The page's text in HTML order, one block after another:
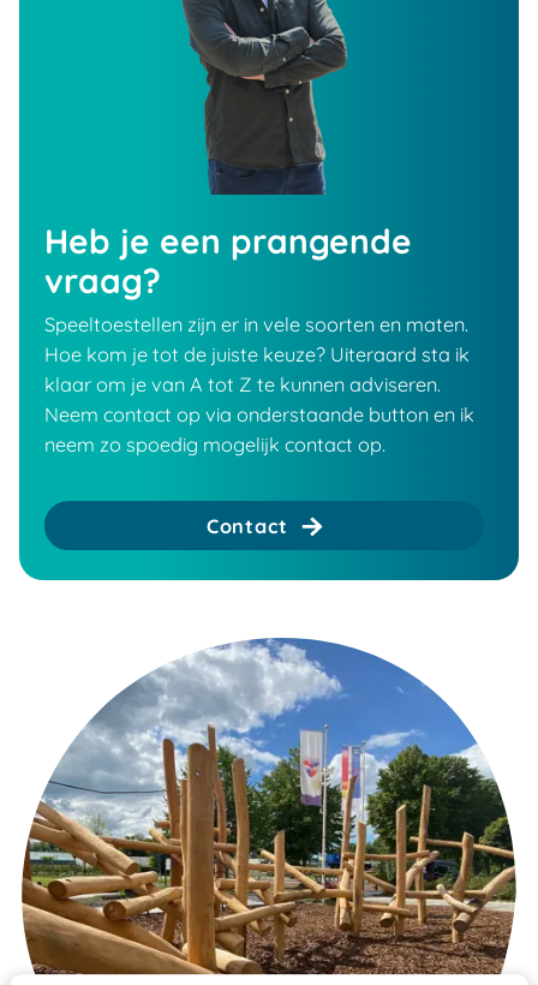
Heb je een prangende
vraag?
Speeltoestellen zijn er in vele soorten en maten.
Hoe kom je tot de juiste keuze? Uiteraard sta ik
klaar om je van A tot Z te kunnen adviseren.
Neem contact op via onderstaande button en ik
neem zo spoedig mogelijk contact op.
Contact